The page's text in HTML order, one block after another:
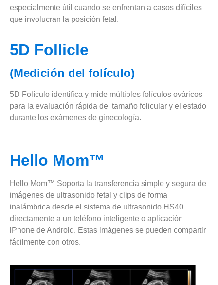
especialmente útil cuando se enfrentan a casos difíciles
que involucran la posición fetal.
5D Follicle
(Medición del folículo)
5D Folículo identifica y mide múltiples folículos ováricos
para la evaluación rápida del tamaño folicular y el estado
durante los exámenes de ginecología.
Hello Mom™
Hello Mom™ Soporta la transferencia simple y segura de
imágenes de ultrasonido fetal y clips de forma
inalámbrica desde el sistema de ultrasonido HS40
directamente a un teléfono inteligente o aplicación
iPhone de Android. Estas imágenes se pueden compartir
fácilmente con otros.